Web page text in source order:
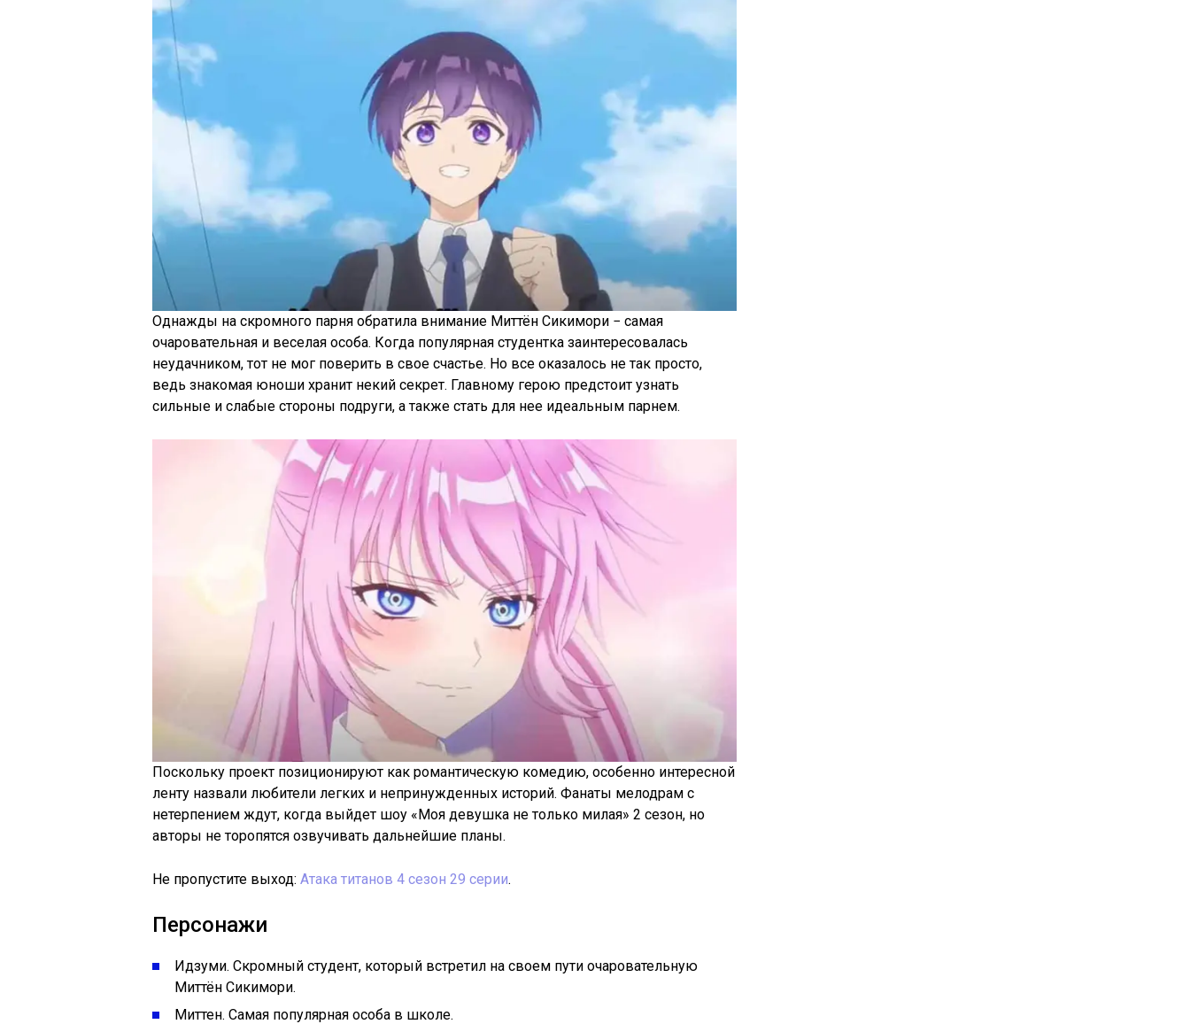
Однажды на скромного парня обратила внимание Миттён Сикимори − самая
очаровательная и веселая особа. Когда популярная студентка заинтересовалась
неудачником, тот не мог поверить в свое счастье. Но все оказалось не так просто,
ведь знакомая юноши хранит некий секрет. Главному герою предстоит узнать
сильные и слабые стороны подруги, а также стать для нее идеальным парнем.
Поскольку проект позиционируют как романтическую комедию, особенно интересной
ленту назвали любители легких и непринужденных историй. Фанаты мелодрам с
нетерпением ждут, когда выйдет шоу «Моя девушка не только милая» 2 сезон, но
авторы не торопятся озвучивать дальнейшие планы.
Не пропустите выход: Атака титанов 4 сезон 29 серии.
Персонажи
Идзуми. Скромный студент, который встретил на своем пути очаровательную
Миттён Сикимори.
Миттен. Самая популярная особа в школе.